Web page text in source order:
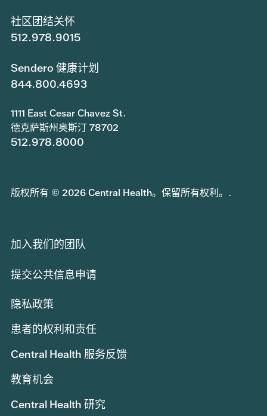
社区团结关怀
512.978.9015
Sendero 健康计划
844.800.4693
1111 East Cesar Chavez St.
德克萨斯州奥斯汀 78702
512.978.8000
版权所有 © 2026 Central Health。保留所有权利。.
加入我们的团队
提交公共信息申请
隐私政策
患者的权利和责任
Central Health 服务反馈
教育机会
Central Health 研究